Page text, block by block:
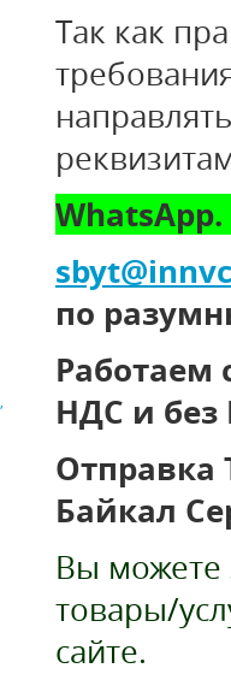
Так как
WhatsApp.
sbyt@
по
НДС и
Отправка
Байкал
Вы можете
товары/
сайте.